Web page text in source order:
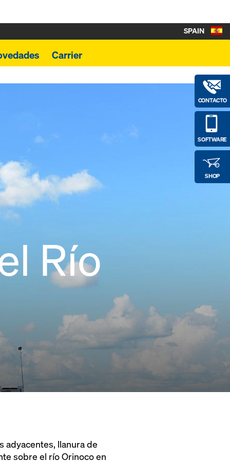
Carrier
CONTACTO
SOFTWARE
SHOP
SPAIN
Río
adyacentes, llanura de
sobre el río Orinoco en